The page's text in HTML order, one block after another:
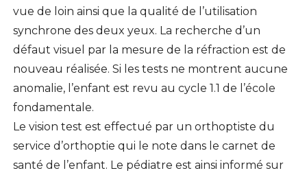
vue de loin ainsi que la qualité de l’utilisation
synchrone des deux yeux. La recherche d’un
défaut visuel par la mesure de la réfraction est de
nouveau réalisée. Si les tests ne montrent aucune
anomalie, l’enfant est revu au cycle 1.1 de l’école
fondamentale.
Le vision test est effectué par un orthoptiste du
service d’orthoptie qui le note dans le carnet de
santé de l’enfant. Le pédiatre est ainsi informé sur